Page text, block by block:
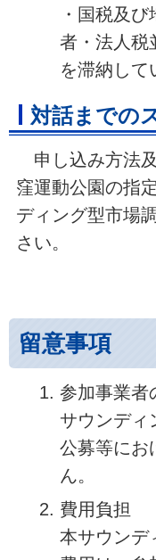
・国税及
者・法人税
を滞納して
対話までの
申し込み方法
窪運動公園の指
ディング型市場
さい。
留意事項
参加事業者
サウンディ
公募等にお
ん。
費用負担
本サウンデ